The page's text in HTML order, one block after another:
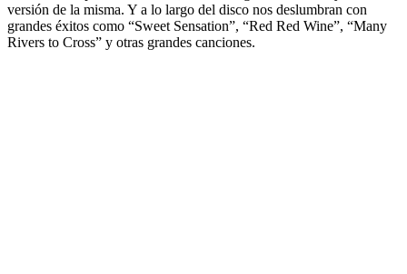
versión de la misma. Y a lo largo del disco nos deslumbran con
grandes éxitos como “Sweet Sensation”, “Red Red Wine”, “Many
Rivers to Cross” y otras grandes canciones.